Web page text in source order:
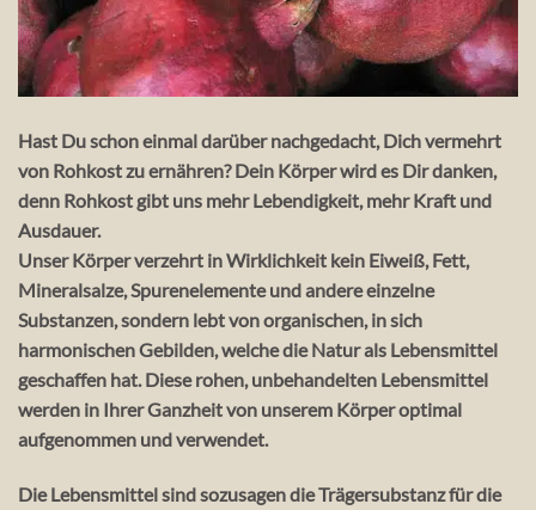
Hast Du schon einmal darüber nachgedacht, Dich vermehrt
von Rohkost zu ernähren? Dein Körper wird es Dir danken,
denn Rohkost gibt uns mehr Lebendigkeit, mehr Kraft und
Ausdauer.
Unser Körper verzehrt in Wirklichkeit kein Eiweiß, Fett,
Mineralsalze, Spurenelemente und andere einzelne
Substanzen, sondern lebt von organischen, in sich
harmonischen Gebilden, welche die Natur als Lebensmittel
geschaffen hat. Diese rohen, unbehandelten Lebensmittel
werden in Ihrer Ganzheit von unserem Körper optimal
aufgenommen und verwendet.
Die Lebensmittel sind sozusagen die Trägersubstanz für die